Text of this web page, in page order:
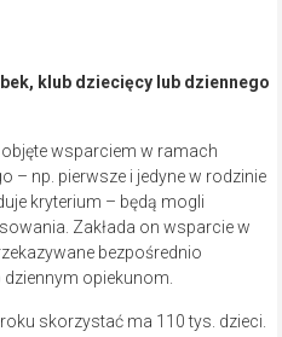
klub dziecięcy lub dziennego
wsparciem w ramach
– np. pierwsze i jedyne w rodzinie
kryterium – będą mogli
Zakłada on wsparcie w
bezpośrednio
opiekunom.
skorzystać ma 110 tys. dzieci.